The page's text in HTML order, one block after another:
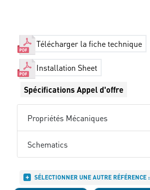
Télécharger la fiche technique
Installation Sheet
Spécifications Appel d'offre
Propriétés Mécaniques
Schematics
SÉLECTIONNER UNE AUTRE RÉFÉRENCE :